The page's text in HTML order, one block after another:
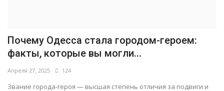
Почему Одесса стала городом-героем:
факты, которые вы могли...
Апреля 27, 2025 124
Звание города-героя — высшая степень отличия за подвиги и